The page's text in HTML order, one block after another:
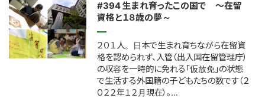
#394 生まれ育ったこの国で ～在留
資格と１８歳の夢～
２０１人。日本で生まれ育ちながら在留資
格を認められず、入管（出入国在留管理庁）
の収容を一時的に免れる「仮放免」の状態
で生活する外国籍の子どもたちの数です（２
０２２年１２月現在）。…